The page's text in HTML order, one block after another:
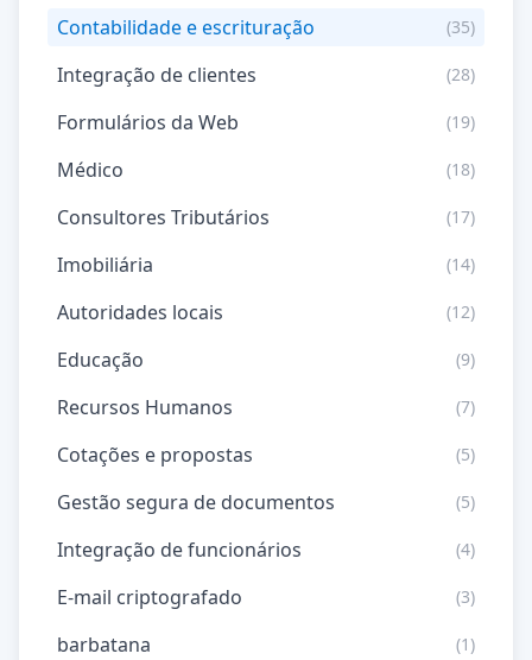
Contabilidade e escrituração (35)
Integração de clientes (28)
Formulários da Web (19)
Médico (18)
Consultores Tributários (17)
Imobiliária (14)
Autoridades locais (12)
Educação (9)
Recursos Humanos (7)
Cotações e propostas (5)
Gestão segura de documentos (5)
Integração de funcionários (4)
E-mail criptografado (3)
barbatana (1)